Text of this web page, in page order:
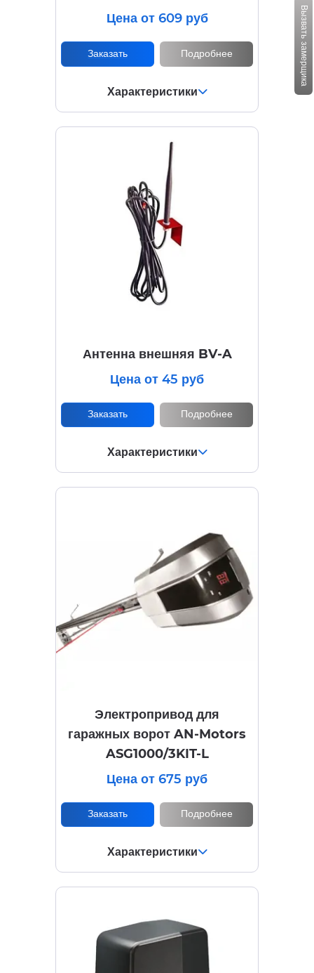
Цена от 609 руб
Заказать Подробнее
Характеристики
Антенна внешняя BV-A
Цена от 45 руб
Заказать Подробнее
Характеристики
Электропривод для
гаражных ворот AN-Motors
ASG1000/3KIT-L
Цена от 675 руб
Заказать Подробнее
Характеристики
Вызвать замерщика